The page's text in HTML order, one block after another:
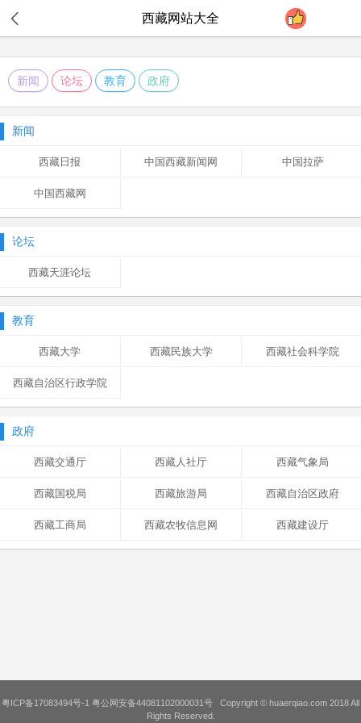
西藏网站大全
新闻 论坛 教育 政府
新闻
西藏日报 中国西藏新闻网 中国拉萨
中国西藏网
论坛
西藏天涯论坛
教育
西藏大学 西藏民族大学 西藏社会科学院
西藏自治区行政学院
政府
西藏交通厅 西藏人社厅 西藏气象局
西藏国税局 西藏旅游局 西藏自治区政府
西藏工商局 西藏农牧信息网 西藏建设厅
粤ICP备17083494号-1 粤公网安备44081102000031号 Copyright © huaerqiao.com 2018 All
Rights Reserved.